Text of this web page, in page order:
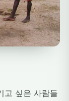
고 싶은 사람들